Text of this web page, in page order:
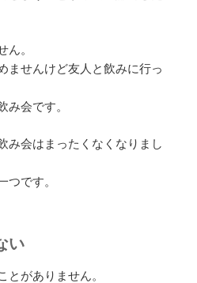
ん。
ませんけど友人と飲みに行っ
み会です。
み会はまったくなくなりまし
つです。
い
とがありません。